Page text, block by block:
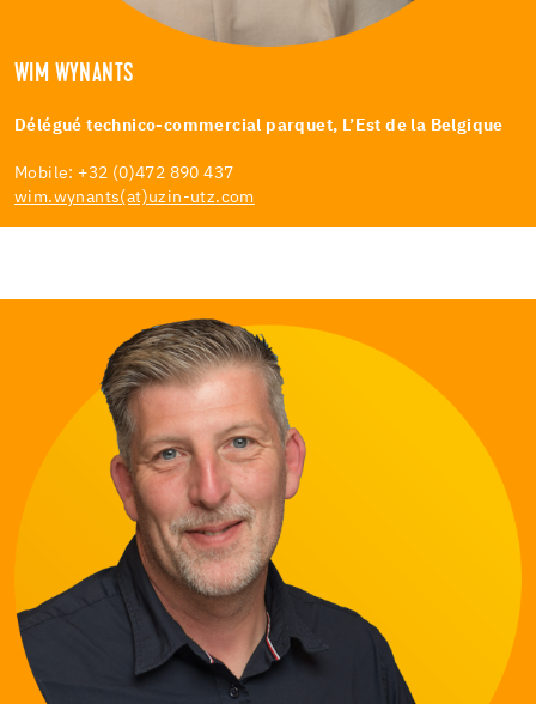
WIM WYNANTS
Délégué technico-commercial parquet, L’Est de la Belgique
Mobile: +32 (0)472 890 437
wim.wynants(at)uzin-utz.com